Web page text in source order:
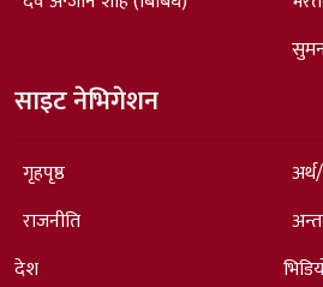
साइट नेभिगेशन
गृहपृष्ठ
राजनीति
देश